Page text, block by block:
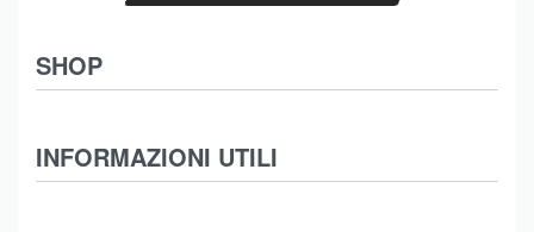
SHOP
Abbigliamento
Intimo
INFORMAZIONI UTILI